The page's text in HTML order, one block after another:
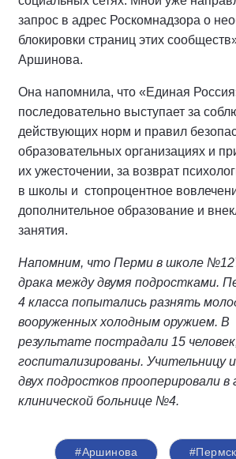
запрос в адрес Роскомнадзора о
блокировки страниц этих
Аршинова.
Она напомнила, что «Единая
последовательно выступает за
действующих норм и правил
образовательных организациях и
их ужесточении, за возврат
в школы и стопроцентное
дополнительное образование и
занятия.
Напомним, что Перми в школе
драка между двумя подростками.
4 класса попытались разнять
вооруженных холодным оружием. В
результате пострадали 15
госпитализированы. Учительницу и
двух подростков прооперировали в
клинической больнице №4.
#Аршинова